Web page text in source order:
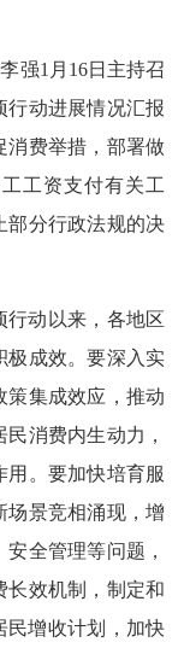
强1月16日主持召
行动进展情况汇报
消费举措，部署做
工资支付有关工
部分行政法规的决
行动以来，各地区
极成效。要深入实
策集成效应，推动
消费内生动力，
用。要加快培育服
场景竞相涌现，增
全管理等问题，
长效机制，制定和
民增收计划，加快